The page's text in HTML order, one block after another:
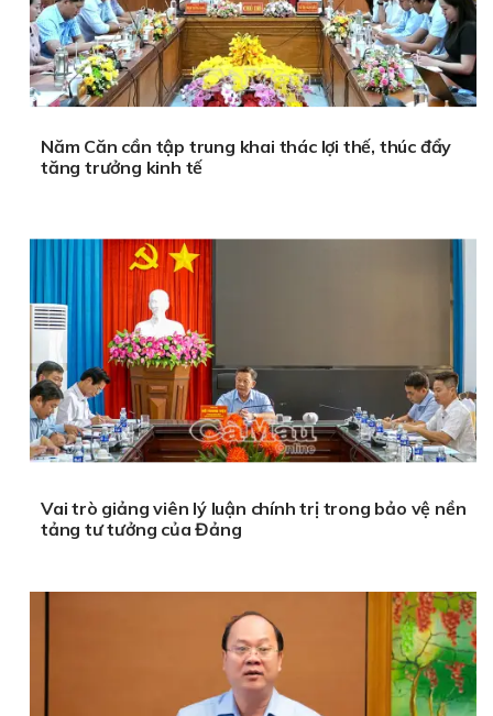
Năm Căn cần tập trung khai thác lợi thế, thúc đẩy
tăng trưởng kinh tế
Vai trò giảng viên lý luận chính trị trong bảo vệ nền
tảng tư tưởng của Đảng